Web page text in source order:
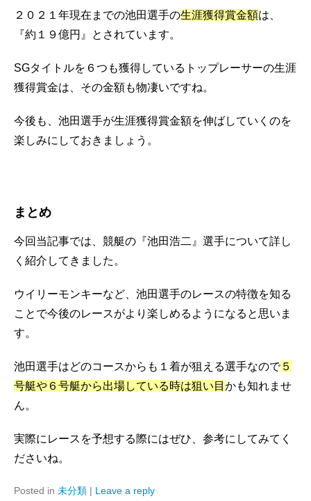
２０２１年現在までの池田選手の生涯獲得賞金額は、
『約１９億円』とされています。
SGタイトルを６つも獲得しているトップレーサーの生涯
獲得賞金は、その金額も物凄いですね。
今後も、池田選手が生涯獲得賞金額を伸ばしていくのを
楽しみにしておきましょう。
まとめ
今回当記事では、競艇の『池田浩二』選手について詳し
く紹介してきました。
ウイリーモンキーなど、池田選手のレースの特徴を知る
ことで今後のレースがより楽しめるようになると思いま
す。
池田選手はどのコースからも１着が狙える選手なので ５
号艇や６号艇から出場している時は狙い目 かも知れませ
ん。
実際にレースを予想する際にはぜひ、参考にしてみてく
ださいね。
Posted in 未分類 | Leave a reply